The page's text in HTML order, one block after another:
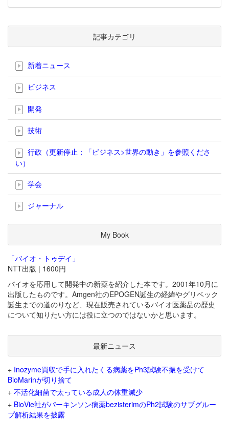
記事カテゴリ
新着ニュース
ビジネス
開発
技術
行政（更新停止；「ビジネス>世界の動き」を参照くださ
い）
学会
ジャーナル
My Book
「バイオ・トゥデイ」
NTT出版 | 1600円
バイオを応用して開発中の新薬を紹介した本です。2001年10月に
出版したものです。Amgen社のEPOGEN誕生の経緯やグリベック
誕生までの道のりなど、現在販売されているバイオ医薬品の歴史
について知りたい方には役に立つのではないかと思います。
最新ニュース
+ Inozyme買収で手に入れたくる病薬をPh3試験不振を受けて
BioMarinが切り捨て
+ 不活化細菌で太っている成人の体重減少
+ BioVie社がパーキンソン病薬bezisterimのPh2試験のサブグルー
プ解析結果を披露